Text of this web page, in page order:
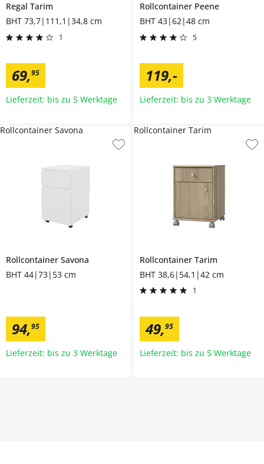
Regal Tarim
BHT 73,7|111,1|34,8 cm
1
69,95
Lieferzeit: bis zu 5 Werktage
Rollcontainer Peene
BHT 43|62|48 cm
5
119,-
Lieferzeit: bis zu 3 Werktage
Rollcontainer Savona
BHT 44|73|53 cm
94,95
Rollcontainer Savona
Lieferzeit: bis zu 3 Werktage
Rollcontainer Tarim
BHT 38,6|54,1|42 cm
1
49,95
Rollcontainer Tarim
Lieferzeit: bis zu 5 Werktage